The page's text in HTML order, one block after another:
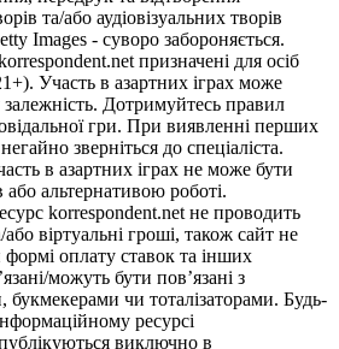
та/або аудіовізуальних творів
Images - суворо забороняється.
призначені для осіб
Участь в азартних іграх може
залежність. Дотримуйтесь правил
гри. При виявленні перших
зверніться до спеціаліста.
в азартних іграх не може бути
або альтернативою роботі.
korrespondent.net не проводить
або віртуальні гроші, також сайт не
формі оплату ставок та інших
можуть бути пов’язані з
букмекерами чи тоталізаторами. Будь-
ресурсі
виключно в